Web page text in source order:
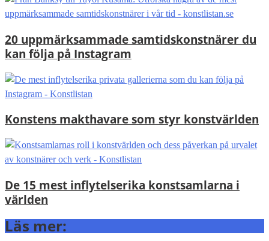
20 uppmärksammade samtidskonstnärer du
kan följa på Instagram
Konstens makthavare som styr konstvärlden
De 15 mest inflytelserika konstsamlarna i
världen
Läs mer: